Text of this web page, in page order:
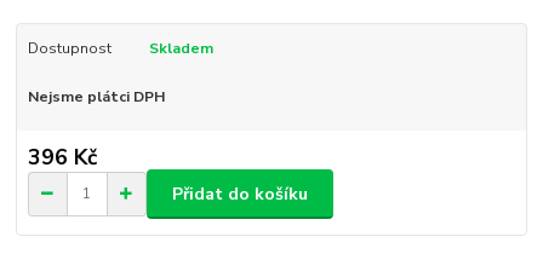
Dostupnost Skladem
Nejsme plátci DPH
396 Kč
Přidat do košíku